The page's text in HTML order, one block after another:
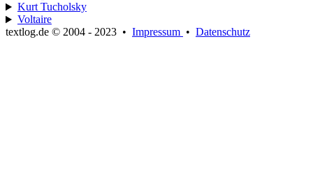
Kurt Tucholsky
Voltaire
textlog.de © 2004 - 2023 • Impressum • Datenschutz